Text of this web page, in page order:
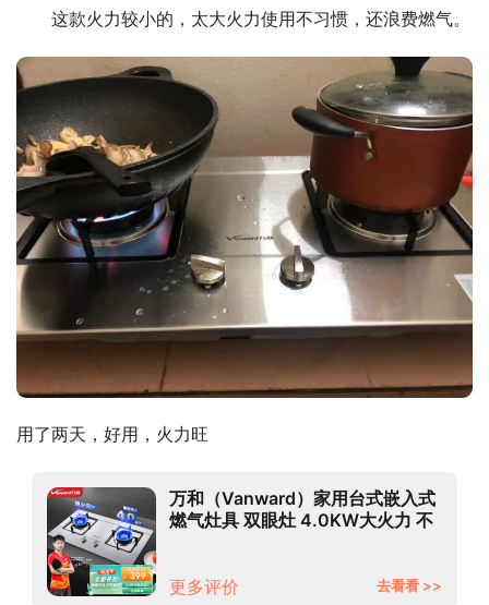
这款火力较小的，太大火力使用不习惯，还浪费燃气。
用了两天，好用，火力旺
万和（Vanward）家用台式嵌入式
燃气灶具 双眼灶 4.0KW大火力 不
更多评价
去看看 >>